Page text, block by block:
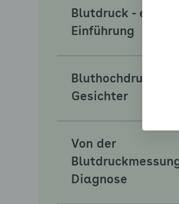
Blutdruck - eine
Einführung
Bluthochdruck hat
Gesichter
Von der
Diagnose